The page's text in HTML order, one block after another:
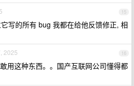
15
写的所有 bug 我都在给他反馈修正, 相
16
2025
用这种东西。。国产互联网公司懂得都